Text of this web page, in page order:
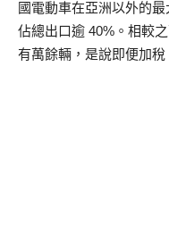
國電動車在亞洲以外的
佔總出口逾 40%。相較
有萬餘輛，是說即便加稅